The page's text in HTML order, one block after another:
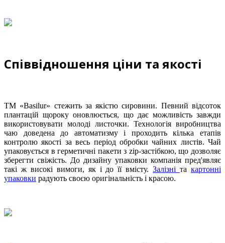
Співвідношення ціни та якості
ТМ «Basilur» стежить за якістю сировини. Певний відсоток
плантацій щороку оновлюється, що дає можливість завжди
використовувати молоді листочки. Технологія виробництва
чаю доведена до автоматизму і проходить кілька етапів
контролю якості за весь період обробки чайних листів. Чай
упаковується в герметичні пакети з zip-застібкою, що дозволяє
зберегти свіжість. До дизайну упаковки компанія пред'являє
такі ж високі вимоги, як і до її вмісту.Залізнітакартонні
упаковки радують своєю оригінальність і красою.